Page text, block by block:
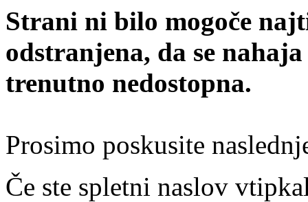
Strani ni bilo mogoče
odstranjena, da se
trenutno nedostopna.
Prosimo poskusite
Če ste spletni naslov